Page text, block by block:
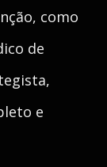
como
de
e